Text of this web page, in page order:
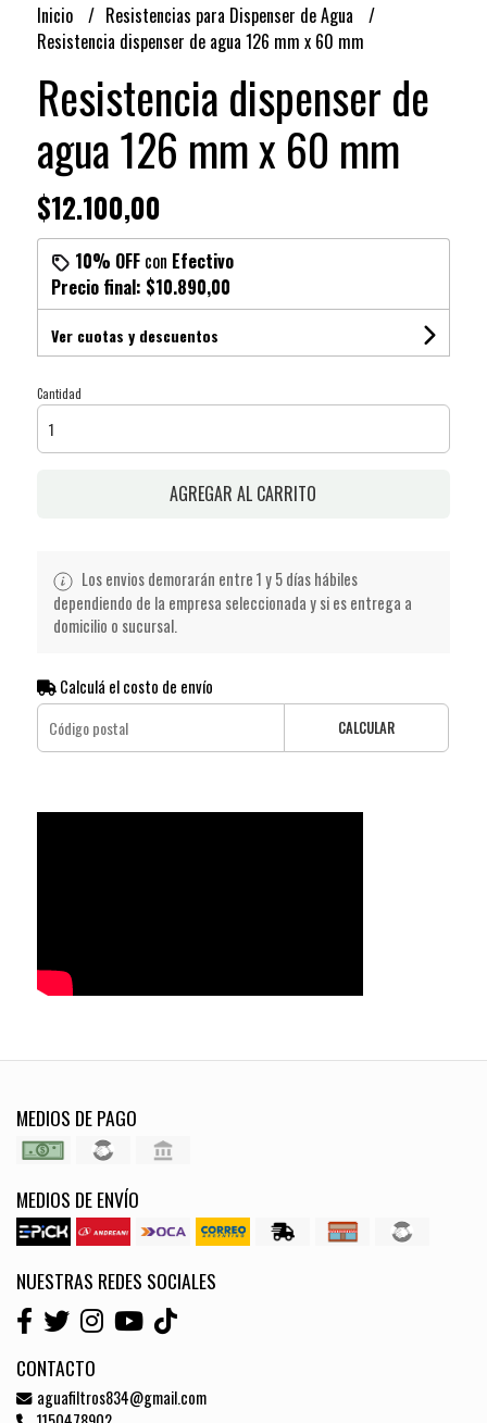
Inicio
Resistencias para Dispenser de Agua
Resistencia dispenser de agua 126 mm x 60 mm
Resistencia dispenser de
agua 126 mm x 60 mm
$12.100,00
10% OFFcon Efectivo
Precio final: $10.890,00
Ver cuotas y descuentos
Cantidad
AGREGAR AL CARRITO
Los envios demorarán entre 1 y 5 días hábiles
dependiendo de la empresa seleccionada y si es entrega a
domicilio o sucursal.
Calculá el costo de envío
CALCULAR
MEDIOS DE PAGO
MEDIOS DE ENVÍO
NUESTRAS REDES SOCIALES
CONTACTO
aguafiltros834@gmail.com